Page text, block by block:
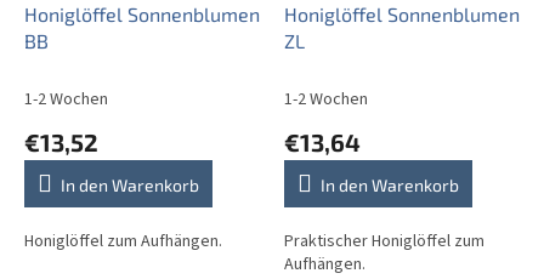
Honiglöffel Sonnenblumen
BB
1-2 Wochen
€13,52
In den Warenkorb
Honiglöffel zum Aufhängen.
Honiglöffel Sonnenblumen
ZL
1-2 Wochen
€13,64
In den Warenkorb
Praktischer Honiglöffel zum
Aufhängen.